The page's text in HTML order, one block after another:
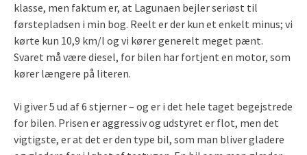
klasse, men faktum er, at Lagunaen bejler seriøst til
førstepladsen i min bog. Reelt er der kun et enkelt minus; vi
kørte kun 10,9 km/l og vi kører generelt meget pænt.
Svaret må være diesel, for bilen har fortjent en motor, som
kører længere på literen.
Vi giver 5 ud af 6 stjerner – og er i det hele taget begejstrede
for bilen. Prisen er aggressiv og udstyret er flot, men det
vigtigste, er at det er den type bil, som man bliver gladere